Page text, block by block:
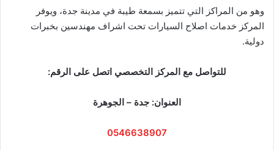
وهو من المراكز التي تتميز بسمعة طيبة في مدينة جدة، ويوفر
المركز خدمات اصلاح السيارات تحت اشراف مهندسين بخبرات
دولية.
للتواصل مع المركز التخصصي اتصل على الرقم:
العنوان: جدة – الجوهرة
0546638907